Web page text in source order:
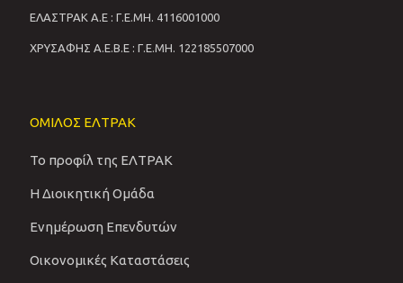
ΕΛΑΣΤΡΑΚ Α.Ε : Γ.Ε.ΜΗ. 4116001000
ΧΡΥΣΑΦΗΣ Α.Ε.Β.Ε : Γ.Ε.ΜΗ. 122185507000
ΟΜΙΛΟΣ ΕΛΤΡΑΚ
Το προφίλ της ΕΛΤΡΑΚ
Η Διοικητική Ομάδα
Ενημέρωση Επενδυτών
Οικονομικές Καταστάσεις